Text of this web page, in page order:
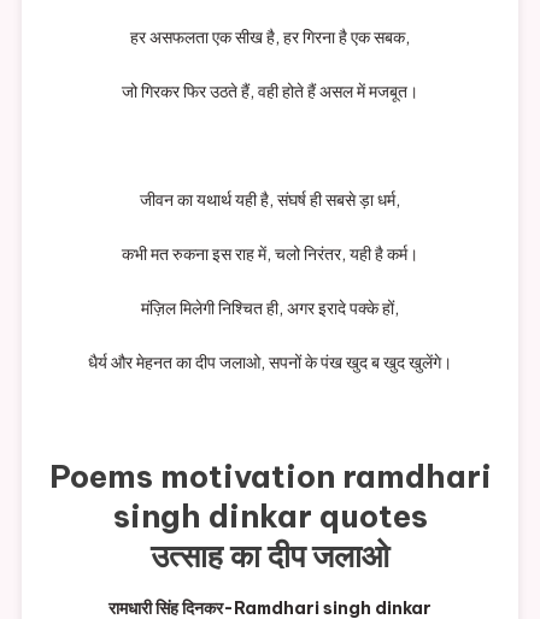
हर असफलता एक सीख है, हर गिरना है एक सबक,
जो गिरकर फिर उठते हैं, वही होते हैं असल में मजबूत।
जीवन का यथार्थ यही है, संघर्ष ही सबसे ड़ा धर्म,
कभी मत रुकना इस राह में, चलो निरंतर, यही है कर्म।
मंज़िल मिलेगी निश्चित ही, अगर इरादे पक्के हों,
धैर्य और मेहनत का दीप जलाओ, सपनों के पंख खुद ब खुद खुलेंगे।
Poems motivation ramdhari
singh dinkar quotes
उत्साह का दीप जलाओ
रामधारी सिंह दिनकर-Ramdhari singh dinkar